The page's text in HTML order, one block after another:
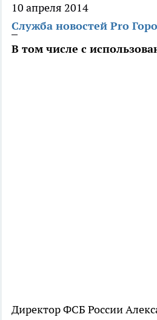
10 апреля 2014
Служба новостей Pro
В том числе с
Директор ФСБ России